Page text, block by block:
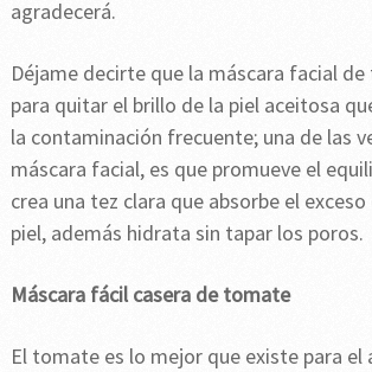
agradecerá.
Déjame decirte que la máscara facial
para quitar el brillo de la piel aceitosa
la contaminación frecuente; una de las
máscara facial, es que promueve el
crea una tez clara que absorbe el
piel, además hidrata sin tapar los poros.
Máscara fácil casera de tomate
El tomate es lo mejor que existe para el